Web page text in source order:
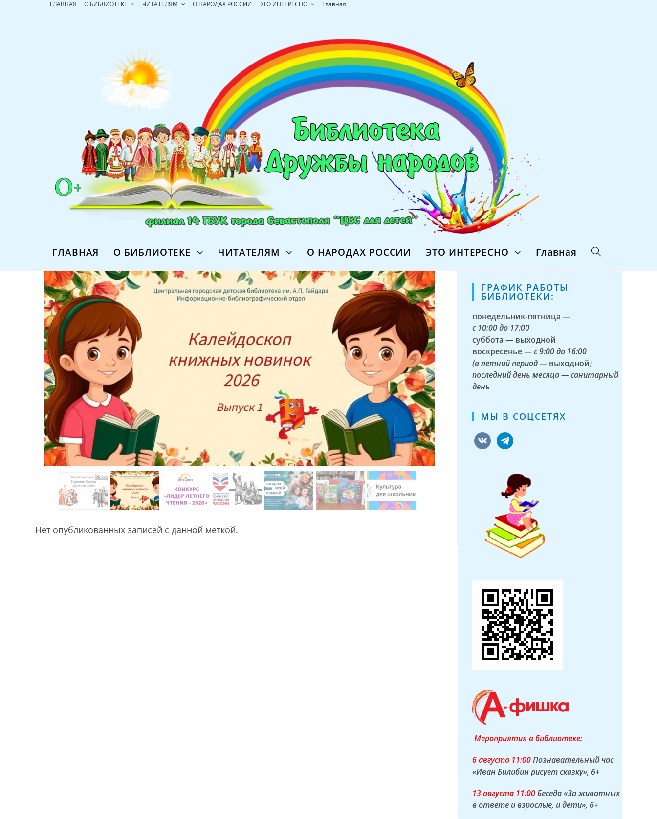
ГЛАВНАЯ О БИБЛИОТЕКЕ ЧИТАТЕЛЯМ О НАРОДАХ РОССИИ ЭТО ИНТЕРЕСНО Главная
ГЛАВНАЯ О БИБЛИОТЕКЕ ЧИТАТЕЛЯМ О НАРОДАХ РОССИИ ЭТО ИНТЕРЕСНО Главная
Нет опубликованных записей с данной меткой.
ГРАФИК РАБОТЫ
БИБЛИОТЕКИ:
понедельник-пятница —
с 10:00 до 17:00
суббота — выходной
воскресенье —с 9:00 до 16:00
(в летний период — выходной)
последний день месяца — санитарный
день
МЫ В СОЦСЕТЯХ
vkontaktetelegram
Мероприятия в библиотеке:
6 августа 11:00Познавательный час
«Иван Билибин рисует сказку», 6+
13 августа 11:00Беседа «За животных
в ответе и взрослые, и дети», 6+